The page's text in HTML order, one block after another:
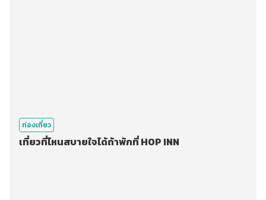
ท่องเที่ยว
เที่ยวที่ไหนสบายใจได้ถ้าพักที่ HOP INN